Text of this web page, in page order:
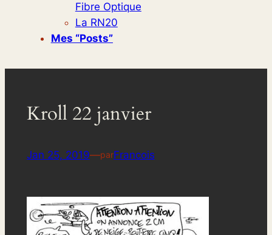
Fibre Optique
La RN20
Mes “posts”
Kroll 22 janvier
Jan 25, 2019—parFrancois